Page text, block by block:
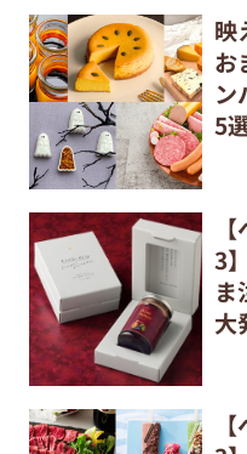
映
お
ン
5
3
ま
大